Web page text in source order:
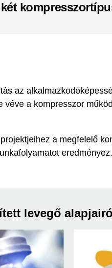
az
a kompresszor
a megfelelő
eredményez.
levegő